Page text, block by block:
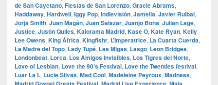
de San Cayetano, Fiestas de San Lorenzo, Gracie Abrams,
Haddaway, Hardwell, Iggy Pop, Indievisión, Jamelia, Javier Ruibal,
Jorja Smith, Juan Magán, Juan Salazar, Juanjo Bona, Julian Lage,
Justice, Justin Quiles, Kalorama Madrid, Kase O, Kate Ryan, Kelly
Lee Owens, King África, Kingfishr, L’Imperatrice, La Cuarta Cuerda,
La Madre del Topo, Lady Tupé, Las Migas, Lasgo, Leon Bridges,
Londonbeat, Lorca, Los Amigos Invisibles, Los Tigres del Norte,
Love of Lesbian, Love the 90’s Festival, Love the Twenties festival,
Luar La L, Lucie Silvas, Mad Cool, Madeleine Peyroux, Madness,